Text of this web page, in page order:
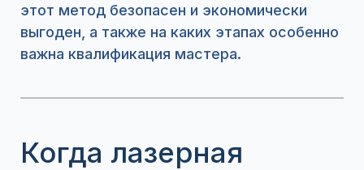
этот метод безопасен и экономически
выгоден, а также на каких этапах особенно
важна квалификация мастера.
Когда лазерная